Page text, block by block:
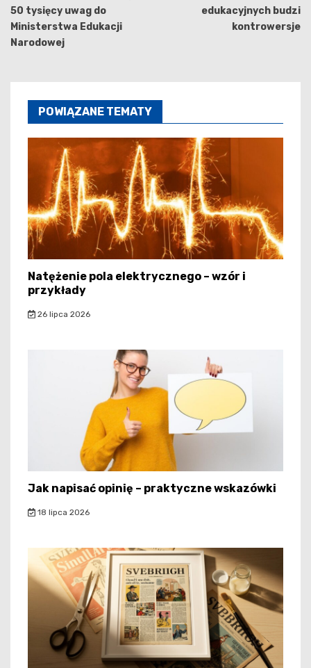
50 tysięcy uwag do
Ministerstwa Edukacji
Narodowej
edukacyjnych budzi
kontrowersje
POWIĄZANE TEMATY
Natężenie pola elektrycznego – wzór i
przykłady
26 lipca 2026
Jak napisać opinię – praktyczne wskazówki
18 lipca 2026